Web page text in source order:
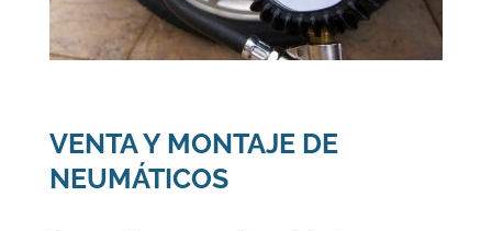
VENTA Y MONTAJE DE
NEUMÁTICOS